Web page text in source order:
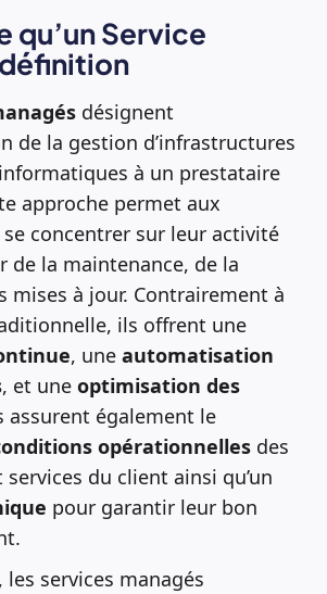
qu’un Service
désignent
de la gestion d’infrastructures
à un prestataire
approche permet aux
concentrer sur leur activité
de la maintenance, de la
mises à jour. Contrairement à
ils offrent une
, une automatisation
, et une optimisation des
assurent également le
opérationnelles des
du client ainsi qu’un
pour garantir leur bon
services managés